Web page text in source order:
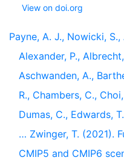
View on doi.org
Payne, A. J., Nowicki,
Alexander, P.,
Aschwanden, A.,
R., Chambers, C.,
Dumas, C., Edwards,
… Zwinger, T. (2021).
CMIP5 and CMIP6